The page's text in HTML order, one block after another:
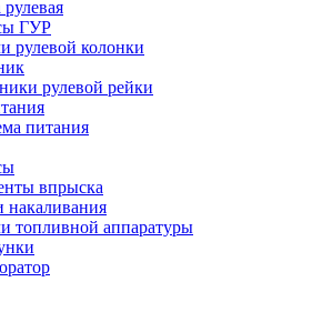
ГУР
рулевой колонки
рулевой рейки
питания
впрыска
накаливания
топливной аппаратуры